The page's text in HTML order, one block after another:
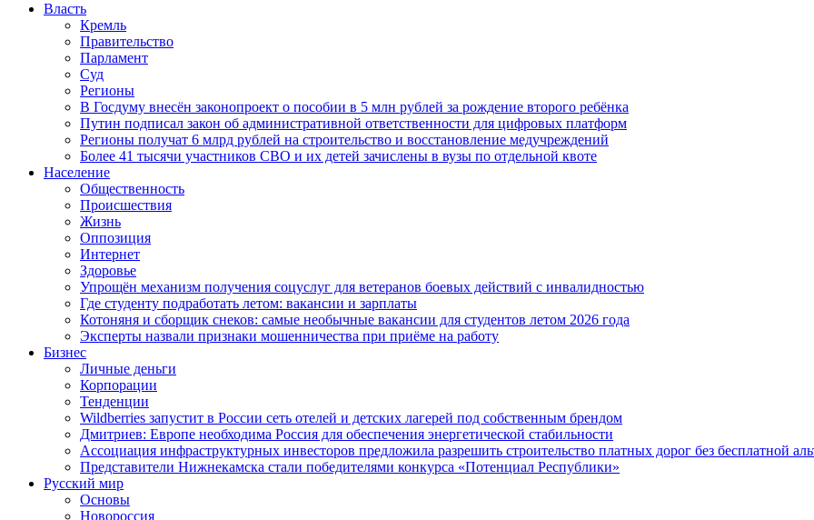
Власть
Кремль
Правительство
Парламент
Суд
Регионы
В Госдуму внесён законопроект о пособии в 5 млн рублей за рождение второго ребёнка
Путин подписал закон об административной ответственности для цифровых платформ
Регионы получат 6 млрд рублей на строительство и восстановление медучреждений
Более 41 тысячи участников СВО и их детей зачислены в вузы по отдельной квоте
Население
Общественность
Происшествия
Жизнь
Оппозиция
Интернет
Здоровье
Упрощён механизм получения соцуслуг для ветеранов боевых действий с инвалидностью
Где студенту подработать летом: вакансии и зарплаты
Котоняня и сборщик снеков: самые необычные вакансии для студентов летом 2026 года
Эксперты назвали признаки мошенничества при приёме на работу
Бизнес
Личные деньги
Корпорации
Тенденции
Wildberries запустит в России сеть отелей и детских лагерей под собственным брендом
Дмитриев: Европе необходима Россия для обеспечения энергетической стабильности
Ассоциация инфраструктурных инвесторов предложила разрешить строительство платных дорог без бесплатной
Представители Нижнекамска стали победителями конкурса «Потенциал Республики»
Русский мир
Основы
Новороссия